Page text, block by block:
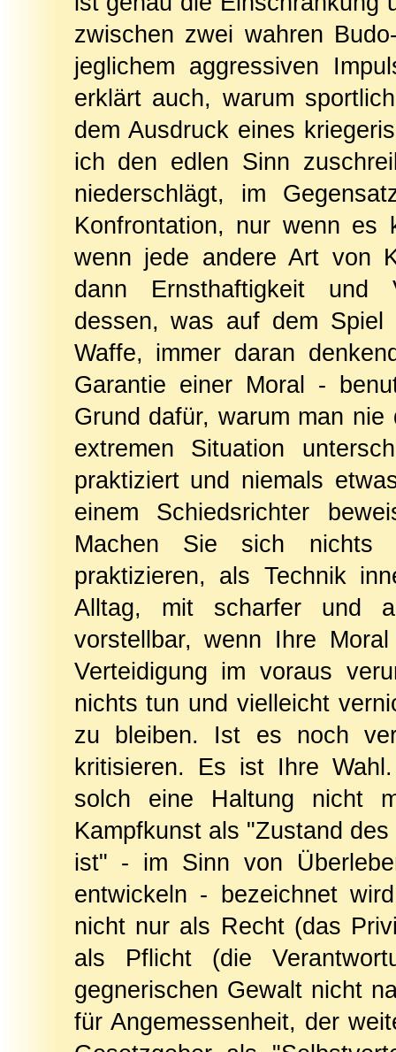
zwischen zwei wahren
jeglichem aggressiven
erklärt auch, warum
dem Ausdruck eines
ich den edlen Sinn
niederschlägt, im
Konfrontation, nur wenn es
wenn jede andere Art von
dann Ernsthaftigkeit und
dessen, was auf dem
Waffe, immer daran
Garantie einer Moral -
Grund dafür, warum man
extremen Situation
praktiziert und niemals
einem Schiedsrichter
Machen Sie sich nichts
praktizieren, als Technik
Alltag, mit scharfer und
vorstellbar, wenn Ihre
Verteidigung im voraus
nichts tun und vielleicht
zu bleiben. Ist es noch
kritisieren. Es ist Ihre
solch eine Haltung nicht
Kampfkunst als "Zustand
ist" - im Sinn von
entwickeln - bezeichnet
nicht nur als Recht (das
als Pflicht (die
gegnerischen Gewalt nicht
für Angemessenheit, der